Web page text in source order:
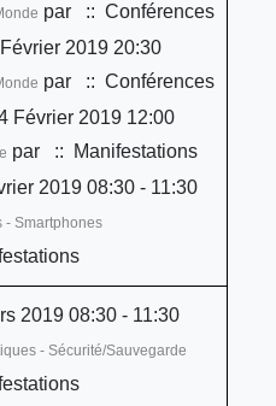
par
:: Conférences
2019 20:30
par
:: Conférences
Février 2019 12:00
par
:: Manifestations
2019 08:30 - 11:30
- Smartphones
2019 08:30 - 11:30
- Sécurité/Sauvegarde